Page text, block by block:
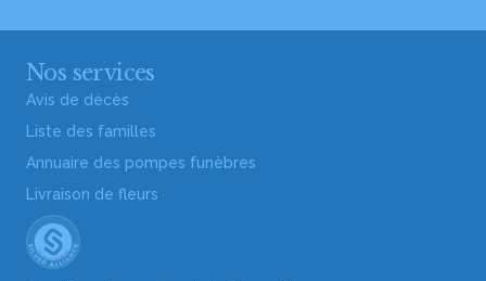
Nos services
Avis de décès
Liste des familles
Annuaire des pompes funèbres
Livraison de fleurs